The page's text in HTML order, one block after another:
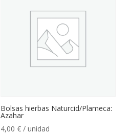
Bolsas hierbas Naturcid/Plameca:
Azahar
4,00 € / unidad